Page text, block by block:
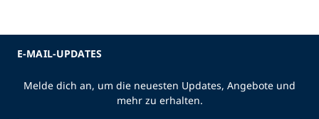
E-MAIL-UPDATES
Melde dich an, um die neuesten Updates, Angebote und
mehr zu erhalten.